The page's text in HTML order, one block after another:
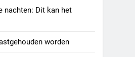
nachten: Dit kan het
worden